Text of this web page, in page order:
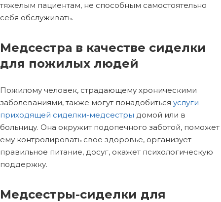
тяжелым пациентам, не способным самостоятельно
себя обслуживать.
Медсестра в качестве сиделки
для пожилых людей
Пожилому человек, страдающему хроническими
заболеваниями, также могут понадобиться услуги
приходящей сиделки-медсестры домой или в
больницу. Она окружит подопечного заботой, поможет
ему контролировать свое здоровье, организует
правильное питание, досуг, окажет психологическую
поддержку.
Медсестры-сиделки для